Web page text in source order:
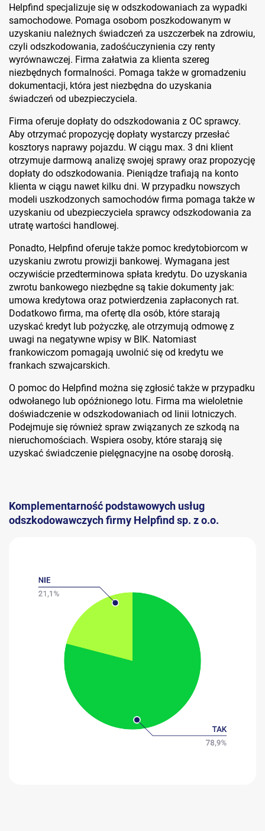
Helpfind specjalizuje się w odszkodowaniach za wypadki
samochodowe. Pomaga osobom poszkodowanym w
uzyskaniu należnych świadczeń za uszczerbek na zdrowiu,
czyli odszkodowania, zadośćuczynienia czy renty
wyrównawczej. Firma załatwia za klienta szereg
niezbędnych formalności. Pomaga także w gromadzeniu
dokumentacji, która jest niezbędna do uzyskania
świadczeń od ubezpieczyciela.
Firma oferuje dopłaty do odszkodowania z OC sprawcy.
Aby otrzymać propozycję dopłaty wystarczy przesłać
kosztorys naprawy pojazdu. W ciągu max. 3 dni klient
otrzymuje darmową analizę swojej sprawy oraz propozycję
dopłaty do odszkodowania. Pieniądze trafiają na konto
klienta w ciągu nawet kilku dni. W przypadku nowszych
modeli uszkodzonych samochodów firma pomaga także w
uzyskaniu od ubezpieczyciela sprawcy odszkodowania za
utratę wartości handlowej.
Ponadto, Helpfind oferuje także pomoc kredytobiorcom w
uzyskaniu zwrotu prowizji bankowej. Wymagana jest
oczywiście przedterminowa spłata kredytu. Do uzyskania
zwrotu bankowego niezbędne są takie dokumenty jak:
umowa kredytowa oraz potwierdzenia zapłaconych rat.
Dodatkowo firma, ma ofertę dla osób, które starają
uzyskać kredyt lub pożyczkę, ale otrzymują odmowę z
uwagi na negatywne wpisy w BIK. Natomiast
frankowiczom pomagają uwolnić się od kredytu we
frankach szwajcarskich.
O pomoc do Helpfind można się zgłosić także w przypadku
odwołanego lub opóźnionego lotu. Firma ma wieloletnie
doświadczenie w odszkodowaniach od linii lotniczych.
Podejmuje się również spraw związanych ze szkodą na
nieruchomościach. Wspiera osoby, które starają się
uzyskać świadczenie pielęgnacyjne na osobę dorosłą.
Komplementarność podstawowych usług
odszkodowawczych firmy Helpfind sp. z o.o.